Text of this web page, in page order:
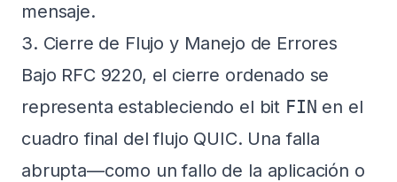
mensaje.
3. Cierre de Flujo y Manejo de Errores
Bajo RFC 9220, el cierre ordenado se
representa estableciendo el bit FIN en el
cuadro final del flujo QUIC. Una falla
abrupta—como un fallo de la aplicación o